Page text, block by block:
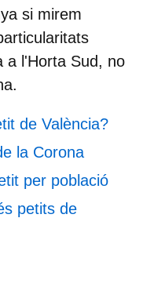
si mirem
a l'Horta Sud, no
de València?
la Corona
per població
petits de